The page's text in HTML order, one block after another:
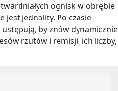
ognisk w obrębie
jest jednolity. Po czasie
ustępują, by znów dynamicznie
rzutów i remisji, ich liczby,